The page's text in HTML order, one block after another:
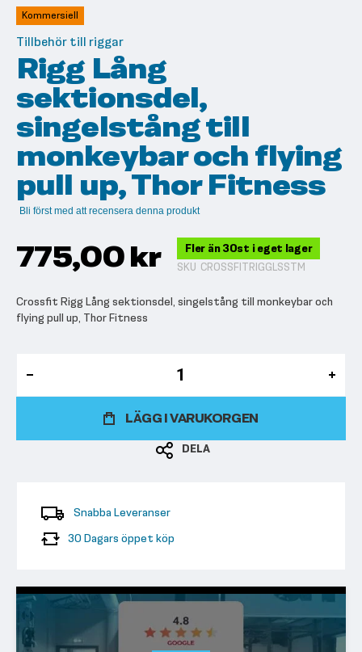
av
bildgalleriet
Kommersiell
Tillbehör till riggar
Rigg Lång
sektionsdel,
singelstång till
monkeybar och flying
pull up, Thor Fitness
Bli först med att recensera denna produkt
775,00 kr Fler än 30st i eget lager
SKU CROSSFITRIGGLSSTM
Crossfit Rigg Lång sektionsdel, singelstång till monkeybar och
flying pull up, Thor Fitness
LÄGG I VARUKORGEN
DELA
Snabba Leveranser
30 Dagars öppet köp